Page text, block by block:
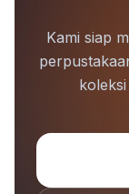
Kami siap